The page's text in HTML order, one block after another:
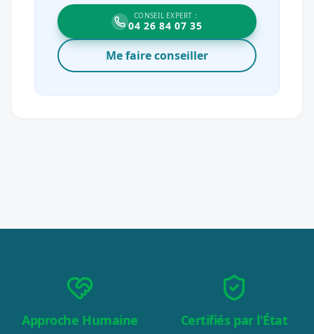
CONSEIL EXPERT :
04 26 84 07 35
Me faire conseiller
Approche Humaine Certifiés par l'État